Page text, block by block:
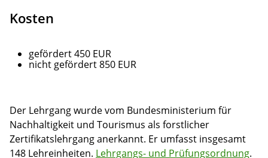
Kosten
gefördert 450 EUR
nicht gefördert 850 EUR
Der Lehrgang wurde vom Bundesministerium für
Nachhaltigkeit und Tourismus als forstlicher
Zertifikatslehrgang anerkannt. Er umfasst insgesamt
148 Lehreinheiten. Lehrgangs- und Prüfungsordnung.